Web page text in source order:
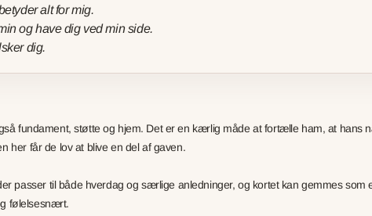
alt for mig.
og have dig ved min side.
dig.
fundament, støtte og hjem. Det er en kærlig måde at fortælle ham, at hans
her får de lov at blive en del af gaven.
til både hverdag og særlige anledninger, og kortet kan gemmes som
følelsesnært.